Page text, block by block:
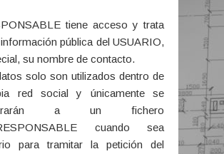
tiene acceso y trata
pública del USUARIO,
su nombre de contacto.
solo son utilizados dentro de
red social y únicamente se
a un fichero
cuando sea
para tramitar la petición del